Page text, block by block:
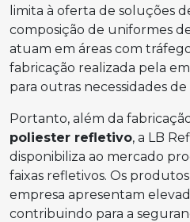
limita à oferta de soluções
composição de uniformes
atuam em áreas com
fabricação realizada pela
para outras necessidades de
Portanto, além da
poliester refletivo, a LB
disponibiliza ao mercado
faixas refletivos. Os
empresa apresentam
contribuindo para a